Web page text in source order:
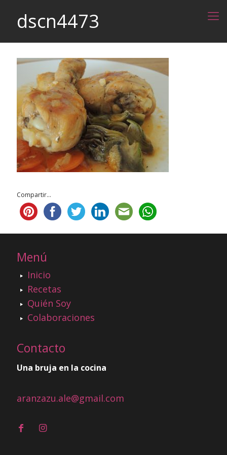
dscn4473
Compartir...
Menú
Inicio
Recetas
Quién Soy
Colaboraciones
Contacto
Una bruja en la cocina
aranzazu.ale@gmail.com